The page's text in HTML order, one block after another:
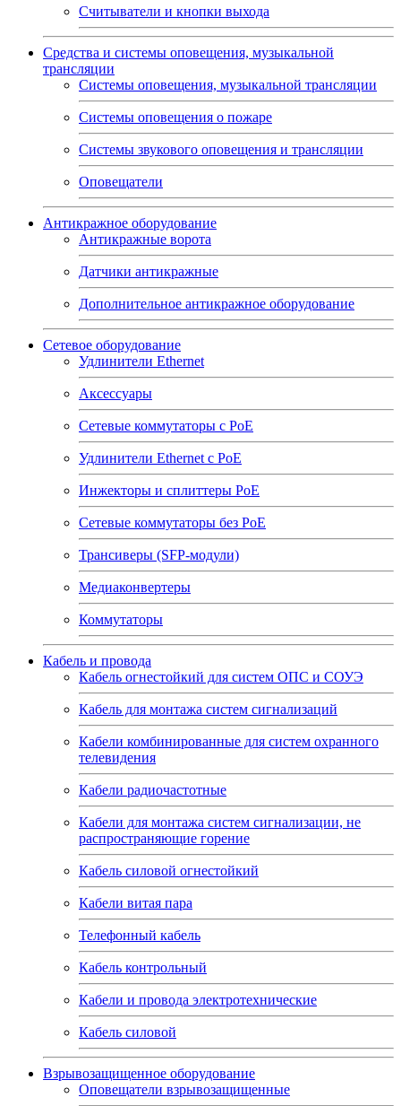
Считыватели и кнопки выхода
Средства и системы оповещения, музыкальной
трансляции
Системы оповещения, музыкальной трансляции
Системы оповещения о пожаре
Системы звукового оповещения и трансляции
Оповещатели
Антикражное оборудование
Антикражные ворота
Датчики антикражные
Дополнительное антикражное оборудование
Сетевое оборудование
Удлинители Ethernet
Аксессуары
Сетевые коммутаторы с РоЕ
Удлинители Ethernet с PoE
Инжекторы и сплиттеры РоЕ
Сетевые коммутаторы без РоЕ
Трансиверы (SFP-модули)
Медиаконвертеры
Коммутаторы
Кабель и провода
Кабель огнестойкий для систем ОПС и СОУЭ
Кабель для монтажа систем сигнализаций
Кабели комбинированные для систем охранного
телевидения
Кабели радиочастотные
Кабели для монтажа систем сигнализации, не
распространяющие горение
Кабель силовой огнестойкий
Кабели витая пара
Телефонный кабель
Кабель контрольный
Кабели и провода электротехнические
Кабель силовой
Взрывозащищенное оборудование
Оповещатели взрывозащищенные